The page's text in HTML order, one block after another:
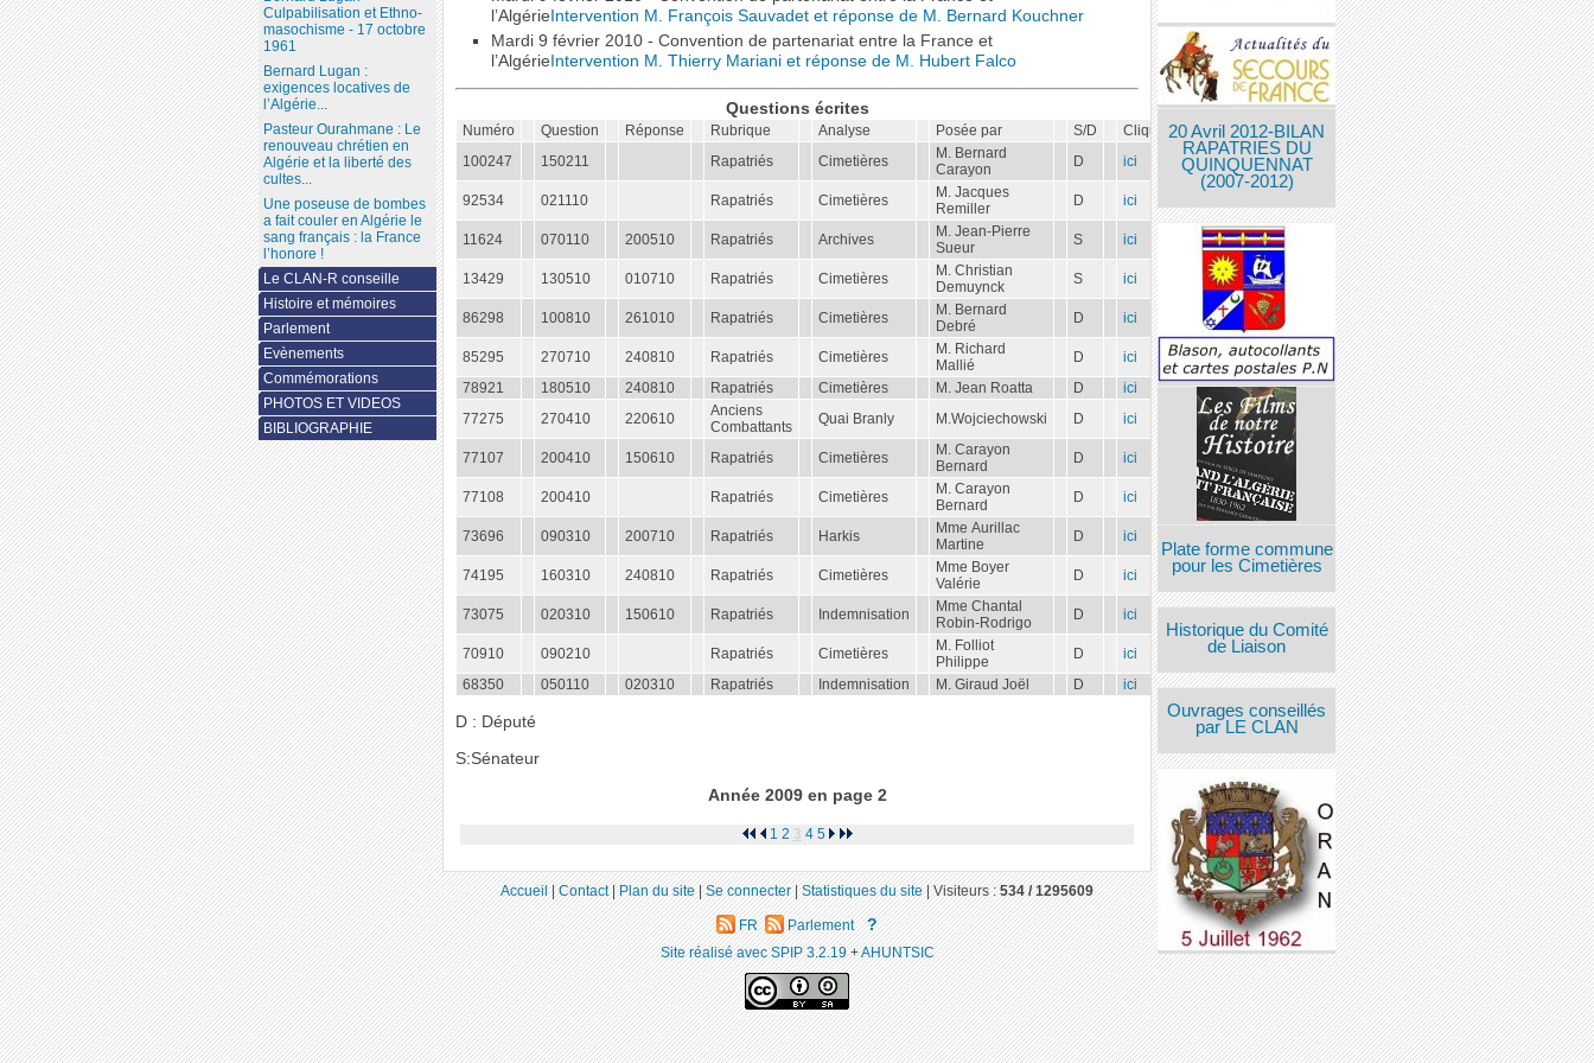
l’Algérie Intervention M. François Sauvadet et réponse de M. Bernard Kouchner
Mardi 9 février 2010 - Convention de partenariat entre la France et
l’Algérie Intervention M. Thierry Mariani et réponse de M. Hubert Falco
Questions écrites
Numéro Question Réponse Rubrique Analyse Posée par S/D
Cliquer
100247
150211 Rapatriés Cimetières
M. Bernard
Carayon
D ici
92534 021110 Rapatriés Cimetières
M. Jacques
Remiller
D ici
11624 070110 200510 Rapatriés Archives
M. Jean-Pierre
Sueur
S ici
13429 130510 010710 Rapatriés Cimetières
M. Christian
Demuynck
S ici
86298 100810 261010 Rapatriés Cimetières
M. Bernard
Debré
D ici
85295 270710 240810 Rapatriés Cimetières
M. Richard
Mallié
D
ici
78921
180510 240810 Rapatriés Cimetières M. Jean Roatta D
ici
77275
270410 220610
Anciens
Combattants
Quai Branly M.Wojciechowski D ici
77107 200410 150610 Rapatriés Cimetières
M. Carayon
Bernard
D ici
77108 200410 Rapatriés Cimetières
M. Carayon
Bernard
D ici
73696 090310 200710 Rapatriés Harkis
Mme Aurillac
Martine
D ici
74195 160310 240810 Rapatriés Cimetières
Mme Boyer
Valérie
D ici
73075 020310 150610 Rapatriés Indemnisation
Mme Chantal
Robin-Rodrigo
D ici
70910 090210 Rapatriés Cimetières
M. Folliot
Philippe
D
ici
68350
050110 020310 Rapatriés Indemnisation M. Giraud Joël D ici
D : Député
S:Sénateur
Année 2009 en page 2
1 2 3 4 5
20 Avril 2012-BILAN
RAPATRIES DU
QUINQUENNAT
(2007-2012)
Plate forme commune
pour les Cimetières
Historique du Comité
de Liaison
Ouvrages conseillés
par LE CLAN
Culpabilisation et Ethno-
masochisme - 17 octobre
1961
Bernard Lugan :
exigences locatives de
l’Algérie...
Pasteur Ourahmane : Le
renouveau chrétien en
Algérie et la liberté des
cultes...
Une poseuse de bombes
a fait couler en Algérie le
sang français : la France
l’honore !
Le CLAN-R conseille
Histoire et mémoires
Parlement
Evènements
Commémorations
PHOTOS ET VIDEOS
BIBLIOGRAPHIE
Accueil|Contact|Plan du site|Se connecter|Statistiques du site|Visiteurs :534 / 1295609
FR Parlement ?
Site réalisé avec SPIP 3.2.19+AHUNTSIC